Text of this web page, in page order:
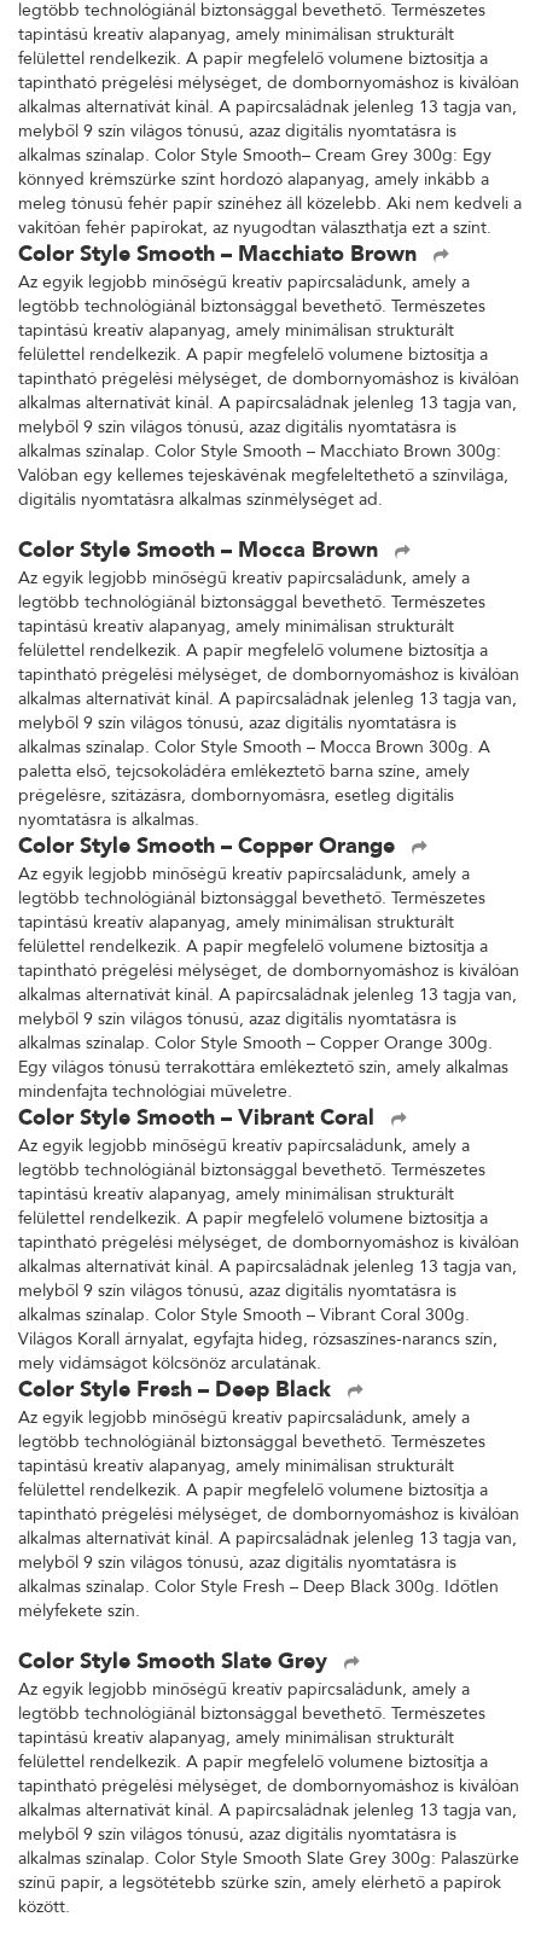
legtöbb technológiánál biztonsággal bevethető. Természetes
tapintású kreatív alapanyag, amely minimálisan strukturált
felülettel rendelkezik. A papír megfelelő volumene biztosítja a
tapintható prégelési mélységet, de dombornyomáshoz is kiválóan
alkalmas alternatívát kínál. A papírcsaládnak jelenleg 13 tagja van,
melyből 9 szín világos tónusú, azaz digitális nyomtatásra is
alkalmas színalap. Color Style Smooth– Cream Grey 300g: Egy
könnyed krémszürke színt hordozó alapanyag, amely inkább a
meleg tónusú fehér papír színéhez áll közelebb. Aki nem kedveli a
vakítóan fehér papírokat, az nyugodtan választhatja ezt a színt.
Color Style Smooth – Macchiato Brown
Az egyik legjobb minőségű kreatív papírcsaládunk, amely a
legtöbb technológiánál biztonsággal bevethető. Természetes
tapintású kreatív alapanyag, amely minimálisan strukturált
felülettel rendelkezik. A papír megfelelő volumene biztosítja a
tapintható prégelési mélységet, de dombornyomáshoz is kiválóan
alkalmas alternatívát kínál. A papírcsaládnak jelenleg 13 tagja van,
melyből 9 szín világos tónusú, azaz digitális nyomtatásra is
alkalmas színalap. Color Style Smooth – Macchiato Brown 300g:
Valóban egy kellemes tejeskávénak megfeleltethető a színvilága,
digitális nyomtatásra alkalmas színmélységet ad.
Color Style Smooth – Mocca Brown
Az egyik legjobb minőségű kreatív papírcsaládunk, amely a
legtöbb technológiánál biztonsággal bevethető. Természetes
tapintású kreatív alapanyag, amely minimálisan strukturált
felülettel rendelkezik. A papír megfelelő volumene biztosítja a
tapintható prégelési mélységet, de dombornyomáshoz is kiválóan
alkalmas alternatívát kínál. A papírcsaládnak jelenleg 13 tagja van,
melyből 9 szín világos tónusú, azaz digitális nyomtatásra is
alkalmas színalap. Color Style Smooth – Mocca Brown 300g. A
paletta első, tejcsokoládéra emlékeztető barna színe, amely
prégelésre, szitázásra, dombornyomásra, esetleg digitális
nyomtatásra is alkalmas.
Color Style Smooth – Copper Orange
Az egyik legjobb minőségű kreatív papírcsaládunk, amely a
legtöbb technológiánál biztonsággal bevethető. Természetes
tapintású kreatív alapanyag, amely minimálisan strukturált
felülettel rendelkezik. A papír megfelelő volumene biztosítja a
tapintható prégelési mélységet, de dombornyomáshoz is kiválóan
alkalmas alternatívát kínál. A papírcsaládnak jelenleg 13 tagja van,
melyből 9 szín világos tónusú, azaz digitális nyomtatásra is
alkalmas színalap. Color Style Smooth – Copper Orange 300g.
Egy világos tónusú terrakottára emlékeztető szín, amely alkalmas
mindenfajta technológiai műveletre.
Color Style Smooth – Vibrant Coral
Az egyik legjobb minőségű kreatív papírcsaládunk, amely a
legtöbb technológiánál biztonsággal bevethető. Természetes
tapintású kreatív alapanyag, amely minimálisan strukturált
felülettel rendelkezik. A papír megfelelő volumene biztosítja a
tapintható prégelési mélységet, de dombornyomáshoz is kiválóan
alkalmas alternatívát kínál. A papírcsaládnak jelenleg 13 tagja van,
melyből 9 szín világos tónusú, azaz digitális nyomtatásra is
alkalmas színalap. Color Style Smooth – Vibrant Coral 300g.
Világos Korall árnyalat, egyfajta hideg, rózsaszínes-narancs szín,
mely vidámságot kölcsönöz arculatának.
Color Style Fresh – Deep Black
Az egyik legjobb minőségű kreatív papírcsaládunk, amely a
legtöbb technológiánál biztonsággal bevethető. Természetes
tapintású kreatív alapanyag, amely minimálisan strukturált
felülettel rendelkezik. A papír megfelelő volumene biztosítja a
tapintható prégelési mélységet, de dombornyomáshoz is kiválóan
alkalmas alternatívát kínál. A papírcsaládnak jelenleg 13 tagja van,
melyből 9 szín világos tónusú, azaz digitális nyomtatásra is
alkalmas színalap. Color Style Fresh – Deep Black 300g. Időtlen
mélyfekete szín.
Color Style Smooth Slate Grey
Az egyik legjobb minőségű kreatív papírcsaládunk, amely a
legtöbb technológiánál biztonsággal bevethető. Természetes
tapintású kreatív alapanyag, amely minimálisan strukturált
felülettel rendelkezik. A papír megfelelő volumene biztosítja a
tapintható prégelési mélységet, de dombornyomáshoz is kiválóan
alkalmas alternatívát kínál. A papírcsaládnak jelenleg 13 tagja van,
melyből 9 szín világos tónusú, azaz digitális nyomtatásra is
alkalmas színalap. Color Style Smooth Slate Grey 300g: Palaszürke
színű papír, a legsötétebb szürke szín, amely elérhető a papírok
között.